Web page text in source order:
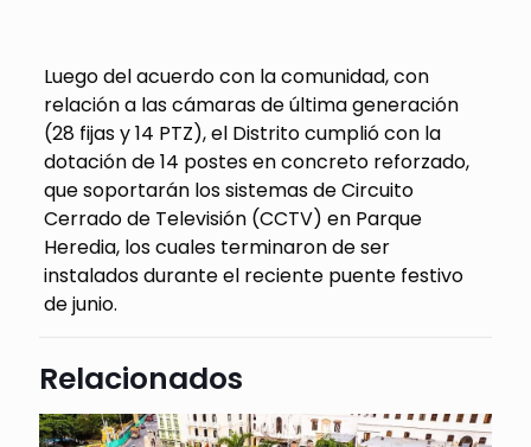
Luego del acuerdo con la comunidad, con
relación a las cámaras de última generación
(28 fijas y 14 PTZ), el Distrito cumplió con la
dotación de 14 postes en concreto reforzado,
que soportarán los sistemas de Circuito
Cerrado de Televisión (CCTV) en Parque
Heredia, los cuales terminaron de ser
instalados durante el reciente puente festivo
de junio.
Relacionados